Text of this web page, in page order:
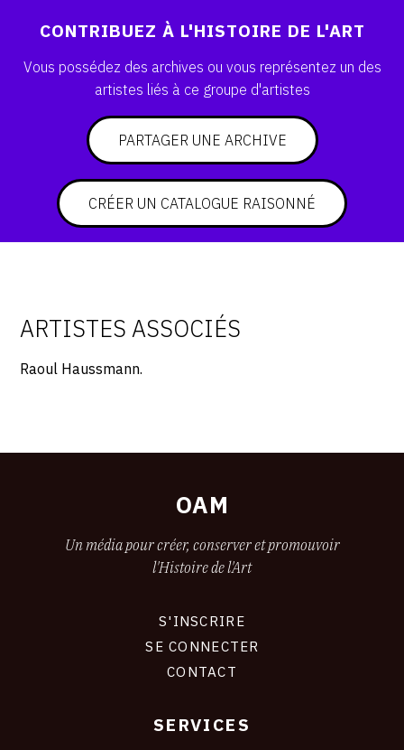
ABONNEMENTS DÉDIÉS AUX GALERISTES
CRÉER SON SITE ARTISTE
CRÉER SON CATALOGUE D'EXPO
PUBLIER SES EXPOSITIONS
DEVENIR CONTRIBUTEUR
CGU
SUIVEZ-NOUS
FACEBOOK
TWITTER
PINTEREST
CONTRIBUEZ À L'HISTOIRE DE L'ART
Vous possédez des archives ou vous représentez un des
artistes liés à ce groupe d'artistes
PARTAGER UNE ARCHIVE
CRÉER UN CATALOGUE RAISONNÉ
ARTISTES ASSOCIÉS
Raoul Haussmann.
OAM
Un média pour créer, conserver et promouvoir
l'Histoire de l'Art
S'INSCRIRE
SE CONNECTER
CONTACT
SERVICES